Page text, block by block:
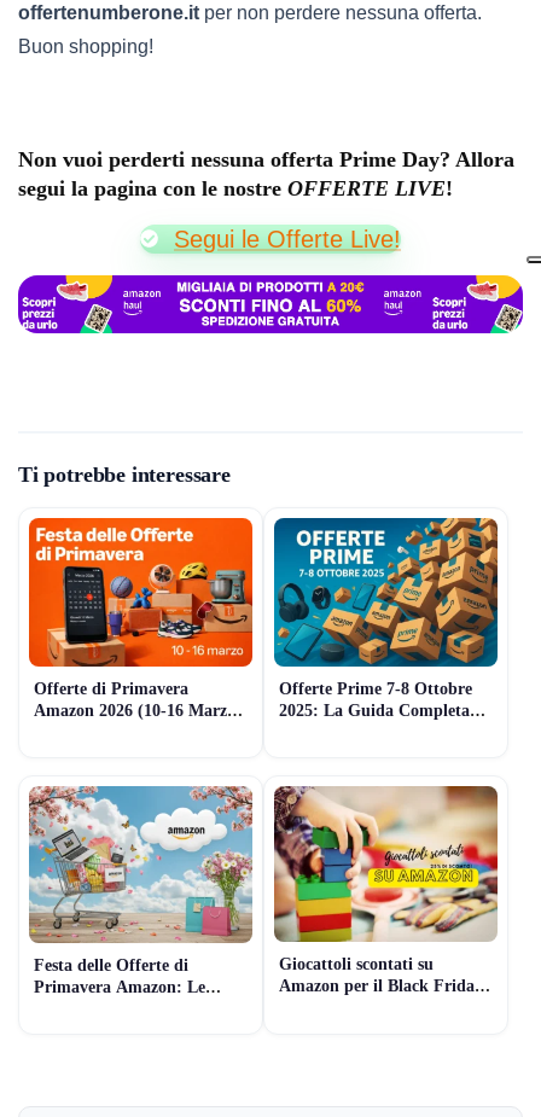
offertenumberone.it per non perdere nessuna offerta.
Buon shopping!
Non vuoi perderti nessuna offerta Prime Day? Allora
segui la pagina con le nostre OFFERTE LIVE!
Segui le Offerte Live!
Ti potrebbe interessare
Offerte di Primavera
Amazon 2026 (10-16 Marzo):
Offerte Prime 7-8 Ottobre
2025: La Guida Completa
Festa delle Offerte di
Primavera Amazon: Le
Giocattoli scontati su
Amazon per il Black Friday: